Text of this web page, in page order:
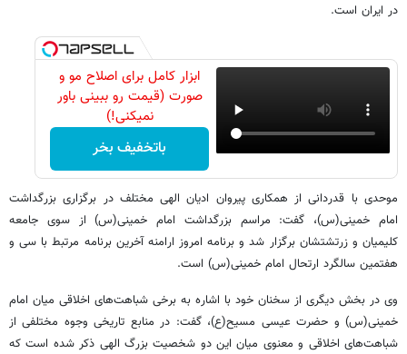
در ایران است.
ابزار کامل برای اصلاح مو و
صورت (قیمت رو ببینی باور
نمیکنی!)
باتخفیف بخر
موحدی با قدردانی از همکاری پیروان ادیان الهی مختلف در برگزاری بزرگداشت
امام خمینی(س)، گفت: مراسم بزرگداشت امام خمینی(س) از سوی جامعه
کلیمیان و زرتشتشان برگزار شد و برنامه امروز ارامنه آخرین برنامه مرتبط با سی و
هفتمین سالگرد ارتحال امام خمینی(س) است.
وی در بخش دیگری از سخنان خود با اشاره به برخی شباهت‌های اخلاقی میان امام
خمینی(س) و حضرت عیسی مسیح(ع)، گفت: در منابع تاریخی وجوه مختلفی از
شباهت‌های اخلاقی و معنوی میان این دو شخصیت بزرگ الهی ذکر شده است که